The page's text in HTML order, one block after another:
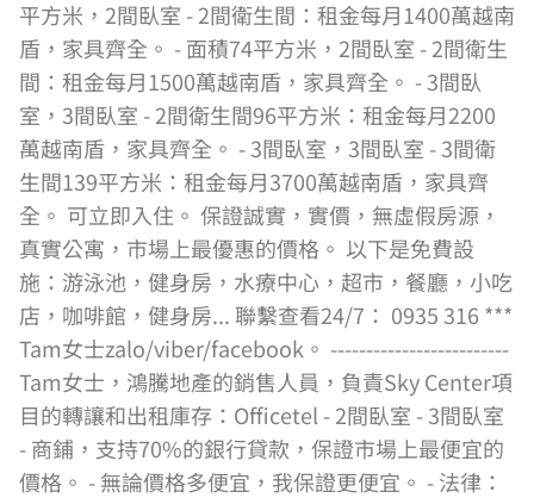
平方米，2間臥室 - 2間衛生間：租金每月1400萬越南
盾，家具齊全。 - 面積74平方米，2間臥室 - 2間衛生
間：租金每月1500萬越南盾，家具齊全。 - 3間臥
室，3間臥室 - 2間衛生間96平方米：租金每月2200
萬越南盾，家具齊全。 - 3間臥室，3間臥室 - 3間衛
生間139平方米：租金每月3700萬越南盾，家具齊
全。 可立即入住。 保證誠實，實價，無虛假房源，
真實公寓，市場上最優惠的價格。 以下是免費設
施：游泳池，健身房，水療中心，超市，餐廳，小吃
店，咖啡館，健身房... 聯繫查看24/7： 0935 316 ***
Tam女士zalo/viber/facebook。 -------------------------
Tam女士，鴻騰地產的銷售人員，負責Sky Center項
目的轉讓和出租庫存：Officetel - 2間臥室 - 3間臥室
- 商鋪，支持70%的銀行貸款，保證市場上最便宜的
價格。 - 無論價格多便宜，我保證更便宜。 - 法律：